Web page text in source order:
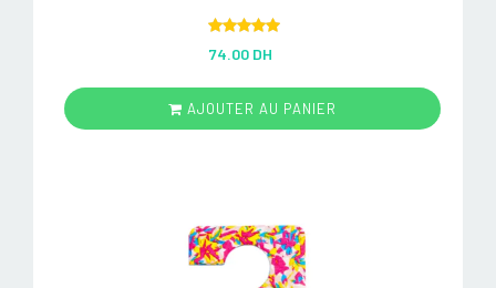
out of 5
74.00 DH
AJOUTER AU PANIER